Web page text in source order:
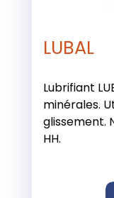
LUBAL
Lubrifiant
minérales.
glissement.
HH.